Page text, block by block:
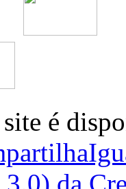
é